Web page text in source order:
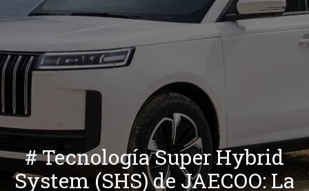
# Tecnología Super Hybrid
System (SHS) de JAECOO: La